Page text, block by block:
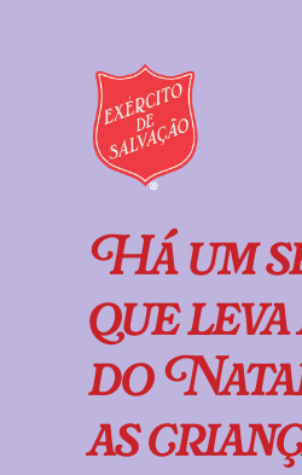
Há um
que
do
as